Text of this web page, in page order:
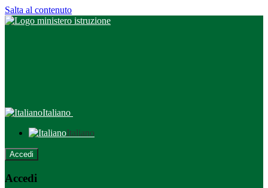
Salta al contenuto
Italiano
Italiano
Accedi
Accedi